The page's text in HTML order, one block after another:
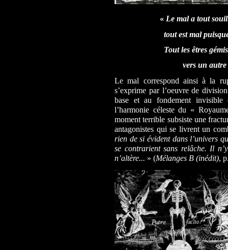
« Le mal a tout
tout est mal
Tout les êtres
vers un autre
Le mal correspond ainsi à la
s’exprime par l’oeuvre de
base et au fondement
l’harmonie céleste du «
moment terrible subsiste une
antagonistes qui se livrent un
rien de si évident dans l’univers
se contrarient sans relâche. Il
n’altère... » (Mélanges B (inédit),